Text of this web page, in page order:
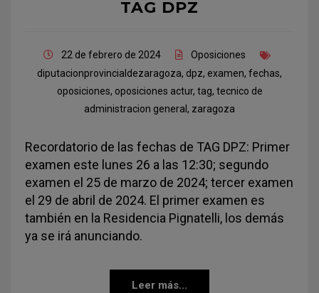
TAG DPZ
22 de febrero de 2024
Oposiciones
diputacionprovincialdezaragoza, dpz, examen, fechas,
oposiciones, oposiciones actur, tag, tecnico de
administracion general , zaragoza
Recordatorio de las fechas de TAG DPZ: Primer
examen este lunes 26 a las 12:30; segundo
examen el 25 de marzo de 2024; tercer examen
el 29 de abril de 2024. El primer examen es
también en la Residencia Pignatelli, los demás
ya se irá anunciando.
Leer más...